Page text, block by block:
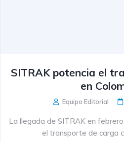
SITRAK potencia el
en
Equipo Editorial
La llegada de SITRAK en
el transporte de carga